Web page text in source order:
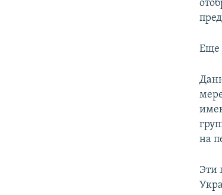
Еще
на
Эти